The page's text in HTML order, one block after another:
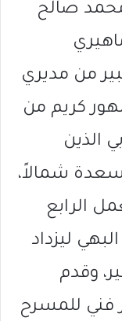
صالح
من مديري
كريم من
الذين
شمالاً،
الرابع
ليزداد
وقدم
فني للمسرح